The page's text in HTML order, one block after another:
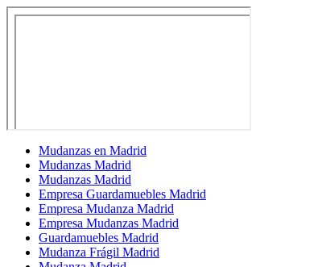
Mudanzas en Madrid
Mudanzas Madrid
Mudanzas Madrid
Empresa Guardamuebles Madrid
Empresa Mudanza Madrid
Empresa Mudanzas Madrid
Guardamuebles Madrid
Mudanza Frágil Madrid